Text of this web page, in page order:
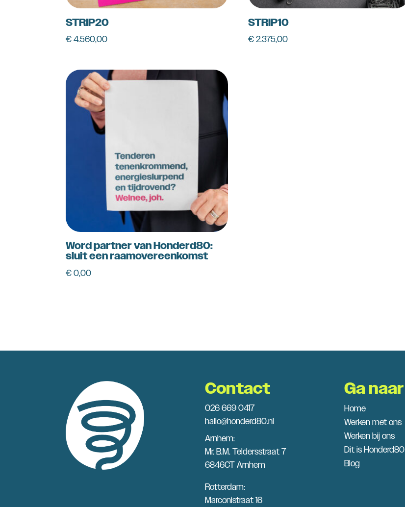
STRIP20
€4.560,00
STRIP10
€2.375,00
Word partner van Honderd80:
sluit een raamovereenkomst
€0,00
Contact
026 669 0417
hallo@honderd80.nl
Arnhem:
Mr. B.M. Teldersstraat 7
6846CT Arnhem
Rotterdam:
Marconistraat 16
Ga naar
Home
Werken met ons
Werken bij ons
Dit is Honderd80
Blog